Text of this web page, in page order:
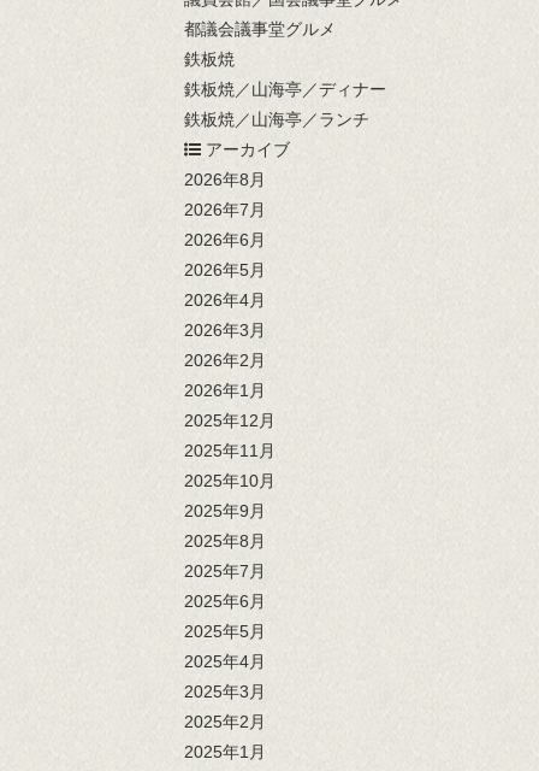
都議会議事堂グルメ
鉄板焼
鉄板焼／山海亭／ディナー
鉄板焼／山海亭／ランチ
アーカイブ
2026年8月
2026年7月
2026年6月
2026年5月
2026年4月
2026年3月
2026年2月
2026年1月
2025年12月
2025年11月
2025年10月
2025年9月
2025年8月
2025年7月
2025年6月
2025年5月
2025年4月
2025年3月
2025年2月
2025年1月